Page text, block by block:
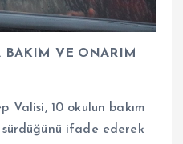
BAKIM VE ONARIM
Valisi, 10 okulun bakım
sürdüğünü ifade ederek